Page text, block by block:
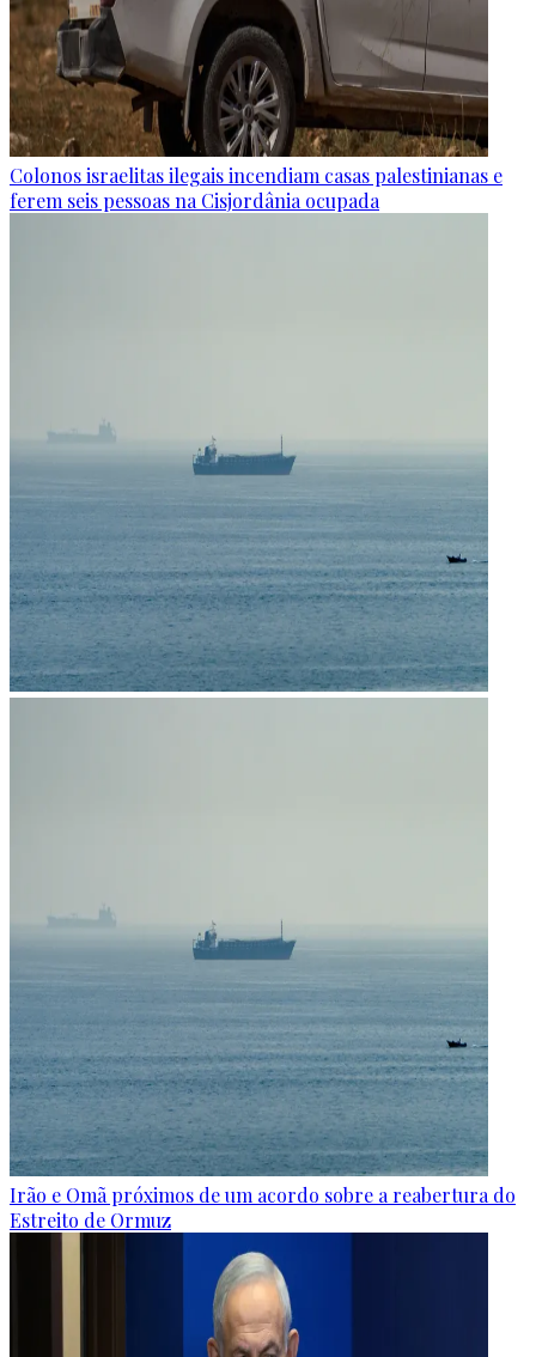
Colonos israelitas ilegais incendiam casas palestinianas e
ferem seis pessoas na Cisjordânia ocupada
Irão e Omã próximos de um acordo sobre a reabertura do
Estreito de Ormuz